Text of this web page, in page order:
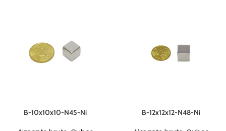
B-10x10x10-N45-Ni B-12x12x12-N48-Ni